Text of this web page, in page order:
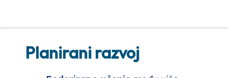
Planirani razvoj